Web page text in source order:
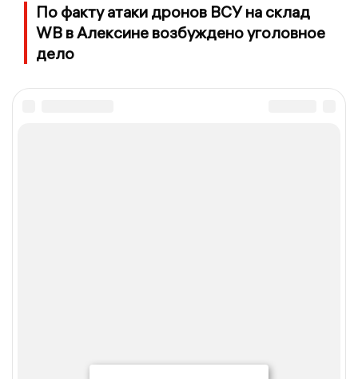
По факту атаки дронов ВСУ на склад
WB в Алексине возбуждено уголовное
дело